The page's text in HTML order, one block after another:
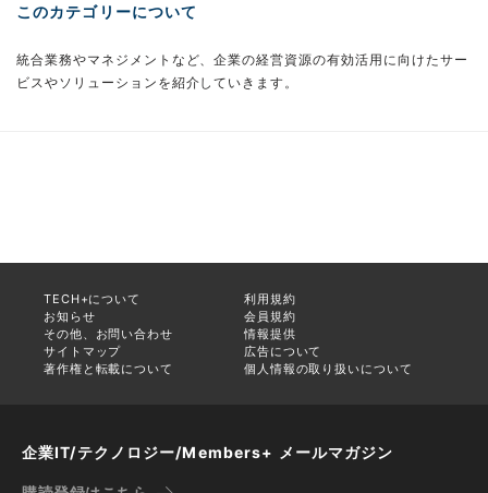
このカテゴリーについて
統合業務やマネジメントなど、企業の経営資源の有効活用に向けたサー
ビスやソリューションを紹介していきます。
TECH+について
利用規約
お知らせ
会員規約
その他、お問い合わせ
情報提供
サイトマップ
広告について
著作権と転載について
個人情報の取り扱いについて
企業IT/テクノロジー/Members+ メールマガジン